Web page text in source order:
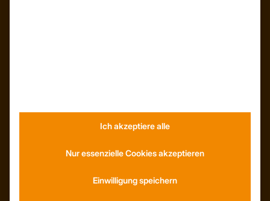
Ich akzeptiere alle
Nur essenzielle Cookies akzeptieren
Einwilligung speichern